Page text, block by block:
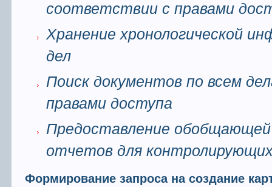
соответствии с правами
Хранение хронологической
дел
Поиск документов по всем
правами доступа
Предоставление
отчетов для
Формирование запроса на создание